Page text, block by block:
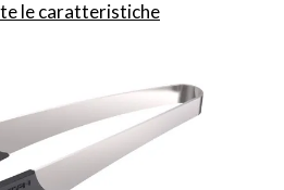
le caratteristiche